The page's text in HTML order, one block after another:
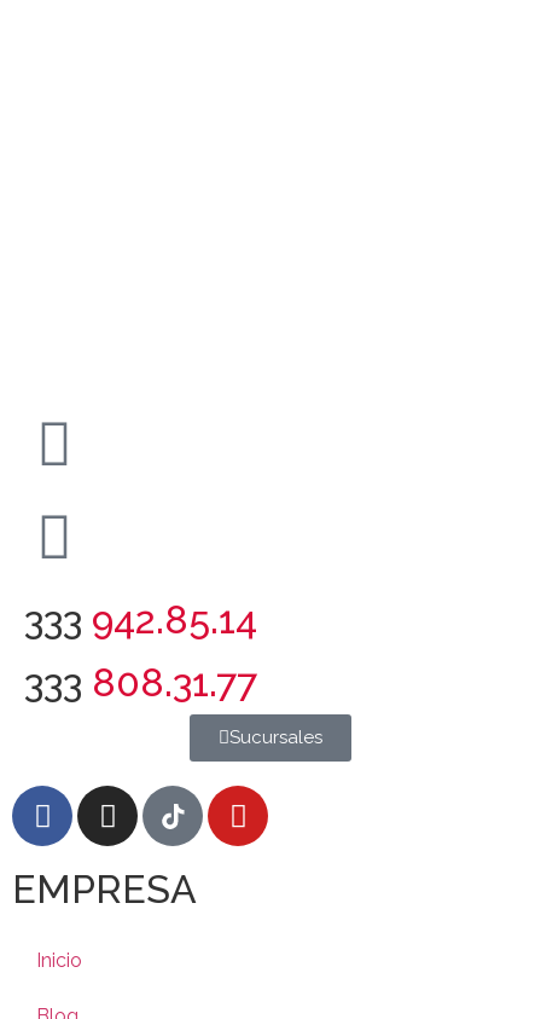
333 942.85.14
333 808.31.77
Sucursales
EMPRESA
Inicio